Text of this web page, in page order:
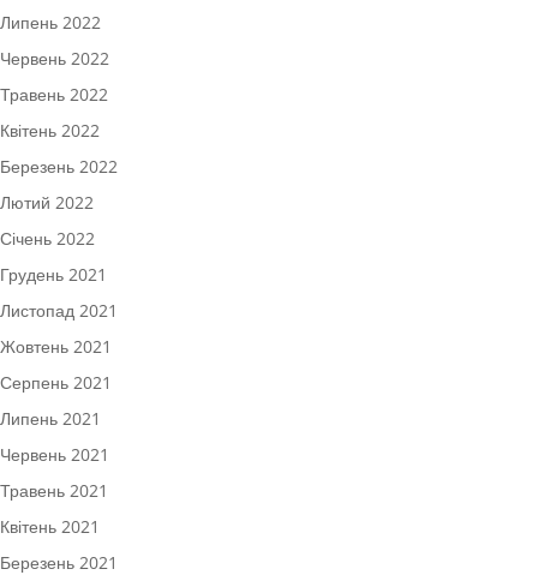
Липень 2022
Червень 2022
Травень 2022
Квітень 2022
Березень 2022
Лютий 2022
Січень 2022
Грудень 2021
Листопад 2021
Жовтень 2021
Серпень 2021
Липень 2021
Червень 2021
Травень 2021
Квітень 2021
Березень 2021